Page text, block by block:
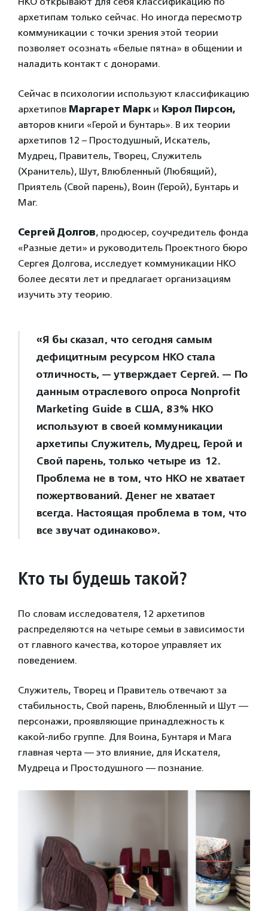
архетипам только сейчас. Но иногда пересмотр
коммуникации с точки зрения этой теории
позволяет осознать «белые пятна» в общении и
наладить контакт с донорами.
Сейчас в психологии используют классификацию
архетипов Маргарет Марк и Кэрол Пирсон,
авторов книги «Герой и бунтарь». В их теории
архетипов 12 – Простодушный, Искатель,
Мудрец, Правитель, Творец, Служитель
(Хранитель), Шут, Влюбленный (Любящий),
Приятель (Свой парень), Воин (Герой), Бунтарь и
Маг.
Сергей Долгов, продюсер, соучредитель фонда
«Разные дети» и руководитель Проектного бюро
Сергея Долгова, исследует коммуникации НКО
более десяти лет и предлагает организациям
изучить эту теорию.
«Я бы сказал, что сегодня самым
дефицитным ресурсом НКО стала
отличность, — утверждает Сергей. — По
данным отраслевого опроса Nonprofit
Marketing Guide в США, 83% НКО
используют в своей коммуникации
архетипы Служитель, Мудрец, Герой и
Свой парень, только четыре из 12.
Проблема не в том, что НКО не хватает
пожертвований. Денег не хватает
всегда. Настоящая проблема в том, что
все звучат одинаково».
Кто ты будешь такой?
По словам исследователя, 12 архетипов
распределяются на четыре семьи в зависимости
от главного качества, которое управляет их
поведением.
Служитель, Творец и Правитель отвечают за
стабильность, Свой парень, Влюбленный и Шут —
персонажи, проявляющие принадлежность к
какой-либо группе. Для Воина, Бунтаря и Мага
главная черта — это влияние, для Искателя,
Мудреца и Простодушного — познание.